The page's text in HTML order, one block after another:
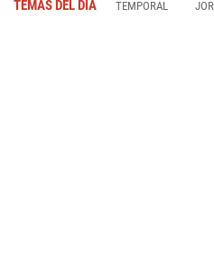
TEMAS DEL DÍA TEMPORAL